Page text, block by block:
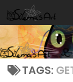
Skip to content
TAGS: